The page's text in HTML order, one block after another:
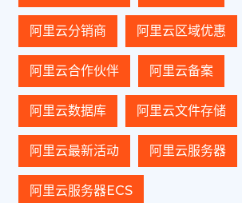
阿里云分销商 阿里云区域优惠
阿里云合作伙伴 阿里云备案
阿里云数据库 阿里云文件存储
阿里云最新活动 阿里云服务器
阿里云服务器ECS